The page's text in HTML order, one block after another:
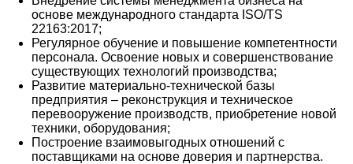
основе международного стандарта ISO/TS
22163:2017;
Регулярное обучение и повышение компетентности
персонала. Освоение новых и совершенствование
существующих технологий производства;
Развитие материально-технической базы
предприятия – реконструкция и техническое
перевооружение производств, приобретение новой
техники, оборудования;
Построение взаимовыгодных отношений с
поставщиками на основе доверия и партнерства.